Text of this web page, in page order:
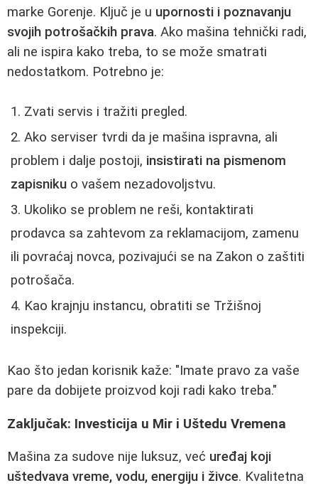
marke Gorenje. Ključ je u upornosti i poznavanju
svojih potrošačkih prava. Ako mašina tehnički radi,
ali ne ispira kako treba, to se može smatrati
nedostatkom. Potrebno je:
Zvati servis i tražiti pregled.
Ako serviser tvrdi da je mašina ispravna, ali
problem i dalje postoji, insistirati na pismenom
zapisniku o vašem nezadovoljstvu.
Ukoliko se problem ne reši, kontaktirati
prodavca sa zahtevom za reklamacijom, zamenu
ili povraćaj novca, pozivajući se na Zakon o zaštiti
potrošača.
Kao krajnju instancu, obratiti se Tržišnoj
inspekciji.
Kao što jedan korisnik kaže: "Imate pravo za vaše
pare da dobijete proizvod koji radi kako treba."
Zaključak: Investicija u Mir i Uštedu Vremena
Mašina za sudove nije luksuz, već uređaj koji
uštedvava vreme, vodu, energiju i živce. Kvalitetna